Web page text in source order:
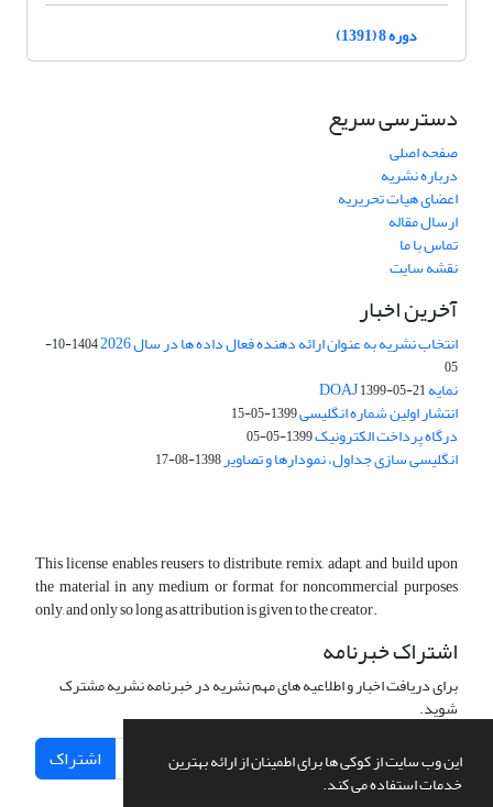
این وب سایت از کوکی ها برای اطمینان از ارائه بهترین
خدمات استفاده می کند.
دوره 8 (1391)
دسترسی سریع
صفحه اصلی
درباره نشریه
اعضای هیات تحریریه
ارسال مقاله
تماس با ما
نقشه سایت
آخرین اخبار
انتخاب نشریه به عنوان ارائه دهنده فعال داده ها در سال 2026
1404-10-
05
نمایه DOAJ1399-05-21
انتشار اولین شماره انگلیسی1399-05-15
درگاه پرداخت الکترونیک1399-05-05
انگلیسی سازی جداول، نمودارها و تصاویر1398-08-17
This license enables reusers to distribute, remix, adapt, and build upon
the material in any medium or format for noncommercial purposes
only, and only so long as attribution is given to the creator.
اشتراک خبرنامه
برای دریافت اخبار و اطلاعیه های مهم نشریه در خبرنامه نشریه مشترک
شوید.
اشتراک